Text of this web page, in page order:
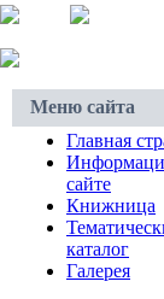
Меню сайта
Главная
сайте
Книжница
каталог
Галерея